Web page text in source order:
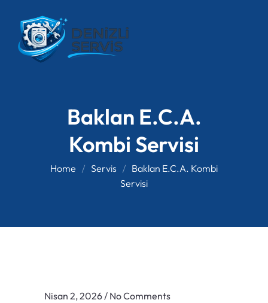
Baklan E.C.A.
Kombi Servisi
Home Servis
Baklan E.C.A. Kombi
Servisi
Nisan 2, 2026/ No Comments